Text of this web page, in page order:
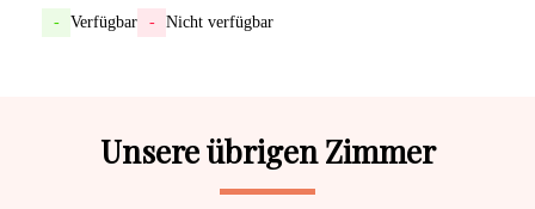
- Verfügbar - Nicht verfügbar
Unsere übrigen Zimmer